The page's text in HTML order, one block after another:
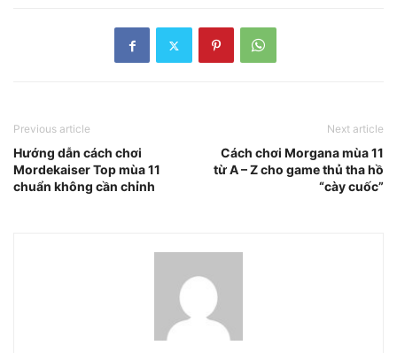
Previous article
Hướng dẫn cách chơi
Mordekaiser Top mùa 11
chuẩn không cần chỉnh
Next article
Cách chơi Morgana mùa 11
từ A – Z cho game thủ tha hồ
“cày cuốc”